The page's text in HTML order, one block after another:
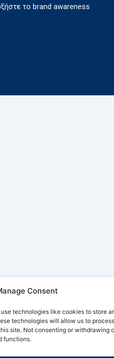
Consent
technologies like cookies to store
technologies will allow us to
site. Not consenting or withdrawing
functions.
το brand awareness